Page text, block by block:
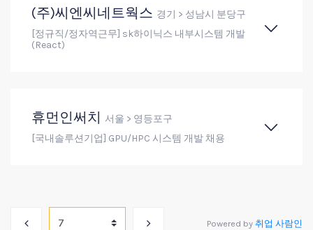
(주)씨엔씨네트웍스 경기 > 성남시 분당구
[정규직/정자역근무] sk하이닉스 내부시스템 개발
(React)
휴먼인써치
서울 > 영등포구
[국내솔루션기업] GPU/HPC 시스템 개발 채용
Powered by 취업 사람인